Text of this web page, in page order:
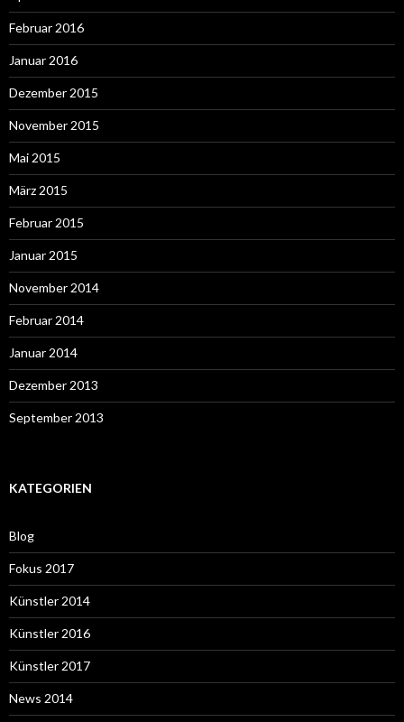
Februar 2016
Januar 2016
Dezember 2015
November 2015
Mai 2015
März 2015
Februar 2015
Januar 2015
November 2014
Februar 2014
Januar 2014
Dezember 2013
September 2013
KATEGORIEN
Blog
Fokus 2017
Künstler 2014
Künstler 2016
Künstler 2017
News 2014